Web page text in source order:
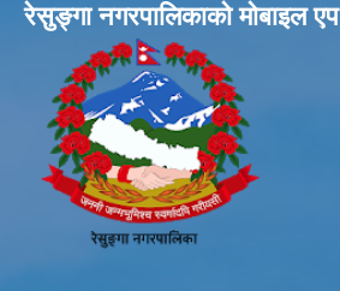
रेसुङ्गा नगरपालिकाकाे माेबाइल एप